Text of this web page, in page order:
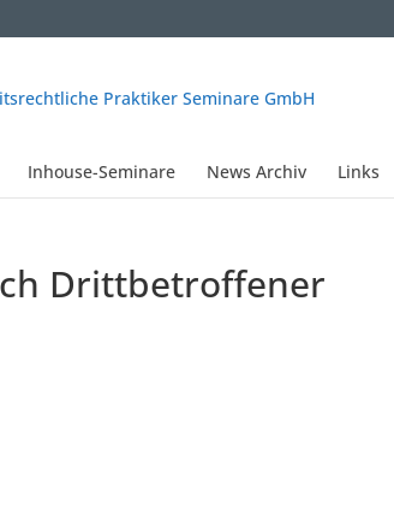
Inhouse-Seminare News Archiv Links
Drittbetroffener